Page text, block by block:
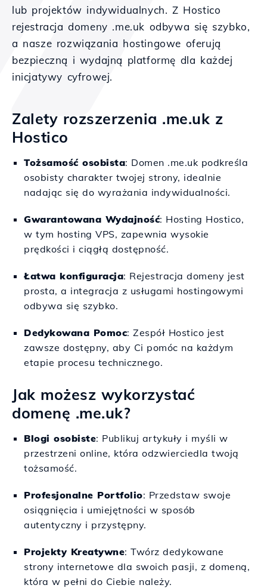
lub projektów indywidualnych. Z Hostico
rejestracja domeny .me.uk odbywa się szybko,
a nasze rozwiązania hostingowe oferują
bezpieczną i wydajną platformę dla każdej
inicjatywy cyfrowej.
Zalety rozszerzenia .me.uk z
Hostico
Tożsamość osobista: Domen .me.uk podkreśla
osobisty charakter twojej strony, idealnie
nadając się do wyrażania indywidualności.
Gwarantowana Wydajność: Hosting Hostico,
w tym hosting VPS, zapewnia wysokie
prędkości i ciągłą dostępność.
Łatwa konfiguracja: Rejestracja domeny jest
prosta, a integracja z usługami hostingowymi
odbywa się szybko.
Dedykowana Pomoc: Zespół Hostico jest
zawsze dostępny, aby Ci pomóc na każdym
etapie procesu technicznego.
Jak możesz wykorzystać
domenę .me.uk?
Blogi osobiste: Publikuj artykuły i myśli w
przestrzeni online, która odzwierciedla twoją
tożsamość.
Profesjonalne Portfolio: Przedstaw swoje
osiągnięcia i umiejętności w sposób
autentyczny i przystępny.
Projekty Kreatywne: Twórz dedykowane
strony internetowe dla swoich pasji, z domeną,
która w pełni do Ciebie należy.